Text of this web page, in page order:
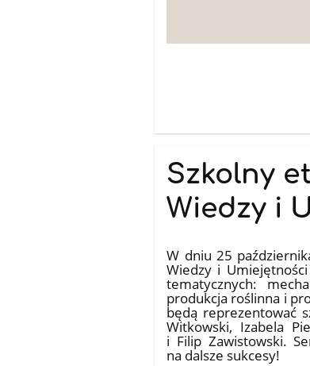
Szkolny
Wiedzy i
W dniu 25
Wiedzy i
tematycznych:
produkcja roślinna i
będą reprezentować
Witkowski, Izabela
i Filip Zawistowski.
na dalsze sukcesy!